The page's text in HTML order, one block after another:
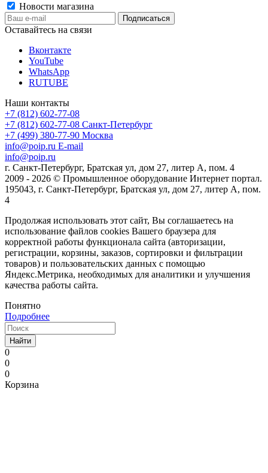
Новости магазина
Оставайтесь на связи
Вконтакте
YouTube
WhatsApp
RUTUBE
Наши контакты
+7 (812) 602-77-08
+7 (812) 602-77-08 Санкт-Петербург
+7 (499) 380-77-90 Москва
info@poip.ru E-mail
info@poip.ru
г. Санкт-Петербург, Братская ул, дом 27, литер А, пом. 4
2009 - 2026 © Промышленное оборудование Интернет портал.
195043, г. Санкт-Петербург, Братская ул, дом 27, литер А, пом.
4
Продолжая использовать этот сайт, Вы соглашаетесь на
использование файлов cookies Вашего браузера для
корректной работы функционала сайта (авторизации,
регистрации, корзины, заказов, сортировки и фильтрации
товаров) и пользовательских данных с помощью
Яндекс.Метрика, необходимых для аналитики и улучшения
качества работы сайта.
Понятно
Подробнее
Найти
0
0
0
Корзина